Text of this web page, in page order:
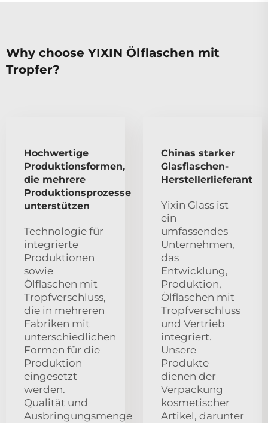
Why choose YIXIN Ölflaschen mit
Tropfer?
Hochwertige
Produktionsformen,
die mehrere
Produktionsprozesse
unterstützen
Technologie für
integrierte
Produktionen
sowie
Ölflaschen mit
Tropfverschluss,
die in mehreren
Fabriken mit
unterschiedlichen
Formen für die
Produktion
eingesetzt
werden.
Qualität und
Ausbringungsmenge
Chinas starker
Glasflaschen-
Herstellerlieferant
Yixin Glass ist
ein
umfassendes
Unternehmen,
das
Entwicklung,
Produktion,
Ölflaschen mit
Tropfverschluss
und Vertrieb
integriert.
Unsere
Produkte
dienen der
Verpackung
kosmetischer
Artikel, darunter